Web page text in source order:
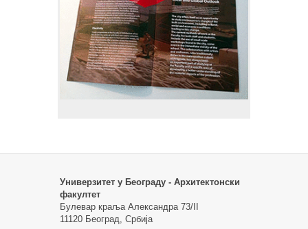
Универзитет у Београду - Архитектонски
факултет
Булевар краља Александра 73/II
11120 Београд, Србија